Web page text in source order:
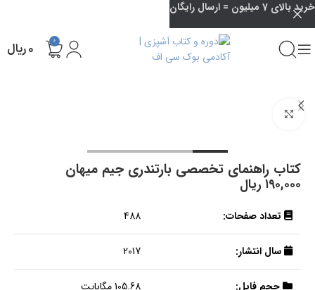
0 ۰ریال
کتاب راهنمای تخصصی بارتندری جیم میهان
۱۹۰,۰۰۰ ریال
تعداد صفحات: 488
سال انتشار: 2017
حجم فایل: 105.68 مگابایت
خرید بالای 7 میلیون = ارسال رایگان